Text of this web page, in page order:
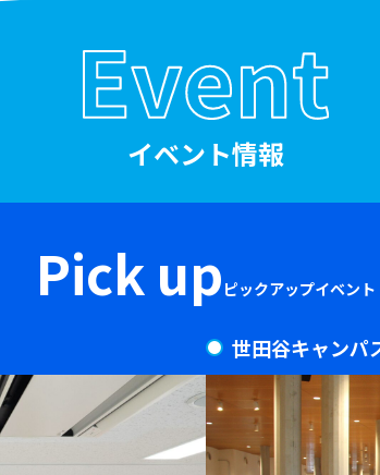
イベント情報
Pick up ピックアップイベント
世田谷キャンパ